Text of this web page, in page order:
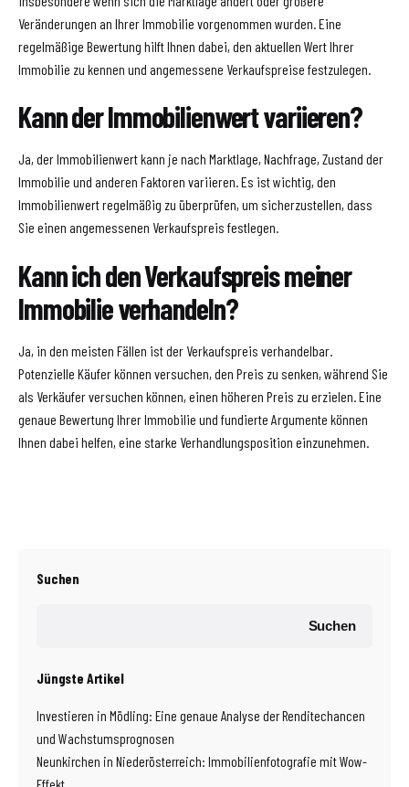
Veränderungen an Ihrer Immobilie vorgenommen wurden. Eine
regelmäßige Bewertung hilft Ihnen dabei, den aktuellen Wert Ihrer
Immobilie zu kennen und angemessene Verkaufspreise festzulegen.
Kann der Immobilienwert variieren?
Ja, der Immobilienwert kann je nach Marktlage, Nachfrage, Zustand der
Immobilie und anderen Faktoren variieren. Es ist wichtig, den
Immobilienwert regelmäßig zu überprüfen, um sicherzustellen, dass
Sie einen angemessenen Verkaufspreis festlegen.
Kann ich den Verkaufspreis meiner
Immobilie verhandeln?
Ja, in den meisten Fällen ist der Verkaufspreis verhandelbar.
Potenzielle Käufer können versuchen, den Preis zu senken, während Sie
als Verkäufer versuchen können, einen höheren Preis zu erzielen. Eine
genaue Bewertung Ihrer Immobilie und fundierte Argumente können
Ihnen dabei helfen, eine starke Verhandlungsposition einzunehmen.
Suchen
Suchen
Jüngste Artikel
Investieren in Mödling: Eine genaue Analyse der Renditechancen
und Wachstumsprognosen
Neunkirchen in Niederösterreich: Immobilienfotografie mit Wow-